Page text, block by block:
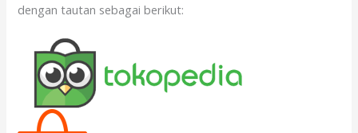
dengan tautan sebagai berikut: